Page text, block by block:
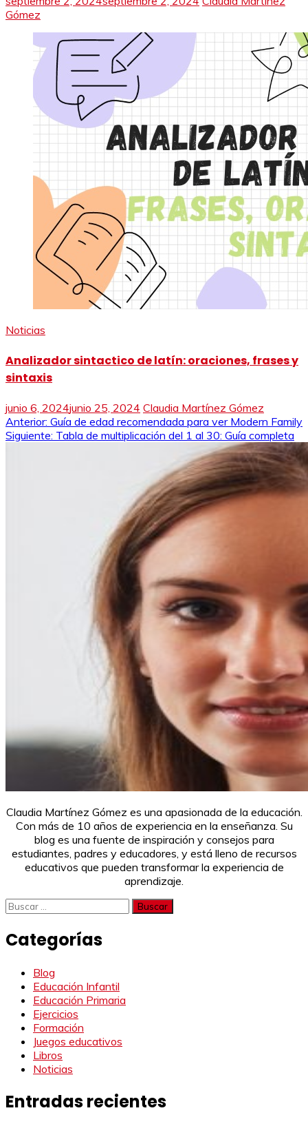
Gómez
Noticias
Analizador sintactico de latín: oraciones, frases y
sintaxis
junio 6, 2024junio 25, 2024 Claudia Martínez Gómez
Navegación
de
Anterior: Guía de edad recomendada para ver Modern Family
Siguiente: Tabla de multiplicación del 1 al 30: Guía completa
Claudia Martínez Gómez es una apasionada de la educación.
Con más de 10 años de experiencia en la enseñanza. Su
blog es una fuente de inspiración y consejos para
estudiantes, padres y educadores, y está lleno de recursos
educativos que pueden transformar la experiencia de
aprendizaje.
Buscar:
Categorías
Blog
Educación Infantil
Educación Primaria
Ejercicios
Formación
Juegos educativos
Libros
Noticias
Entradas recientes